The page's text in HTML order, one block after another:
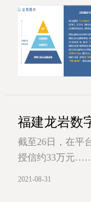
福建龙岩数
截至26日，在平
授信约33万元
2021-08-31